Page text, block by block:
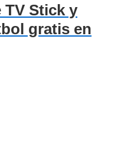
TV Stick y
gratis en